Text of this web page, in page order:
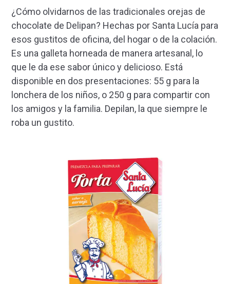
¿Cómo olvidarnos de las tradicionales orejas de
chocolate de Delipan? Hechas por Santa Lucía para
esos gustitos de oficina, del hogar o de la colación.
Es una galleta horneada de manera artesanal, lo
que le da ese sabor único y delicioso. Está
disponible en dos presentaciones: 55 g para la
lonchera de los niños, o 250 g para compartir con
los amigos y la familia. Depilan, la que siempre le
roba un gustito.